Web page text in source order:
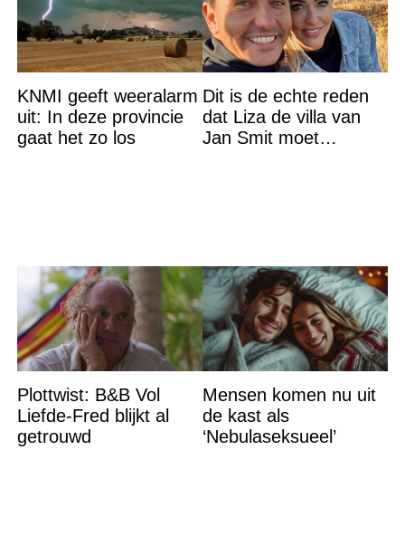
KNMI geeft weeralarm
uit: In deze provincie
gaat het zo los
Dit is de echte reden
dat Liza de villa van
Jan Smit moet
Plottwist: B&B Vol
Liefde-Fred blijkt al
getrouwd
Mensen komen nu uit
de kast als
‘Nebulaseksueel’